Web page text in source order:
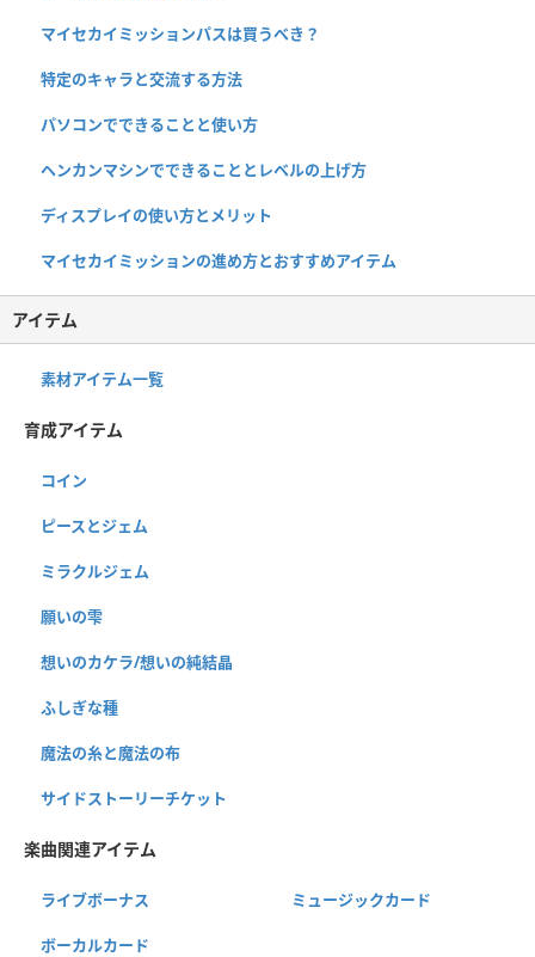
マイセカイミッションパスは買うべき？
特定のキャラと交流する方法
パソコンでできることと使い方
ヘンカンマシンでできることとレベルの上げ方
ディスプレイの使い方とメリット
マイセカイミッションの進め方とおすすめアイテム
アイテム
素材アイテム一覧
育成アイテム
コイン
ピースとジェム
ミラクルジェム
願いの雫
想いのカケラ/想いの純結晶
ふしぎな種
魔法の糸と魔法の布
サイドストーリーチケット
楽曲関連アイテム
ライブボーナス ミュージックカード
ボーカルカード